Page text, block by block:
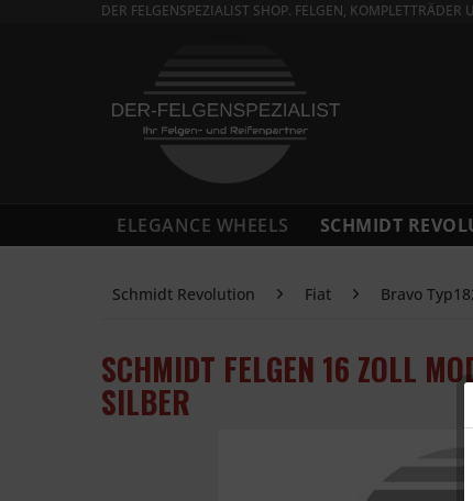
DER FELGENSPEZIALIST SHOP. FELGEN,
ELEGANCE WHEELS SCHMIDT
Schmidt Revolution Fiat Bravo
SCHMIDT FELGEN 16 ZOLL
SILBER